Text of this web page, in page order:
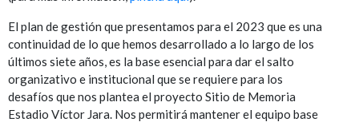
El plan de gestión que presentamos para el 2023 que es una
continuidad de lo que hemos desarrollado a lo largo de los
últimos siete años, es la base esencial para dar el salto
organizativo e institucional que se requiere para los
desafíos que nos plantea el proyecto Sitio de Memoria
Estadio Víctor Jara. Nos permitirá mantener el equipo base